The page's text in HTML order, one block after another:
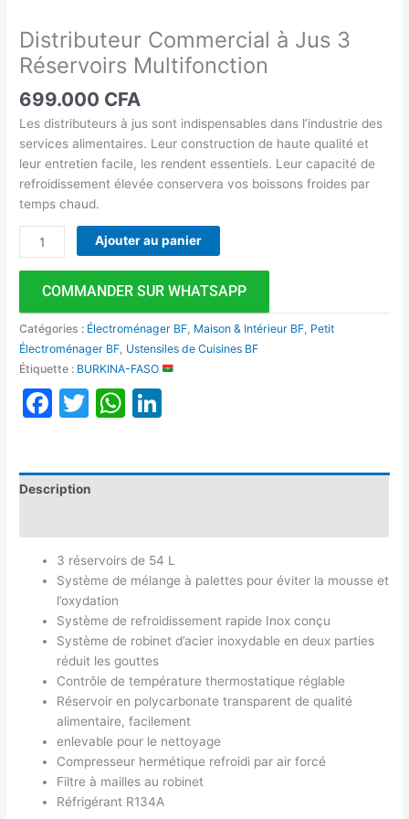
Distributeur Commercial à Jus 3
Réservoirs Multifonction
699.000 CFA
Les distributeurs à jus sont indispensables dans l’industrie des
services alimentaires. Leur construction de haute qualité et
leur entretien facile, les rendent essentiels. Leur capacité de
refroidissement élevée conservera vos boissons froides par
temps chaud.
Ajouter au panier
COMMANDER SUR WHATSAPP
Catégories : Électroménager BF, Maison & Intérieur BF, Petit
Électroménager BF, Ustensiles de Cuisines BF
Étiquette : BURKINA-FASO
Facebook
TwitterWhatsApp
Description
3 réservoirs de 54 L
Système de mélange à palettes pour éviter la mousse et
l’oxydation
Système de refroidissement rapide Inox conçu
Système de robinet d’acier inoxydable en deux parties
réduit les gouttes
Contrôle de température thermostatique réglable
Réservoir en polycarbonate transparent de qualité
alimentaire, facilement
enlevable pour le nettoyage
Compresseur hermétique refroidi par air forcé
Filtre à mailles au robinet
Réfrigérant R134A